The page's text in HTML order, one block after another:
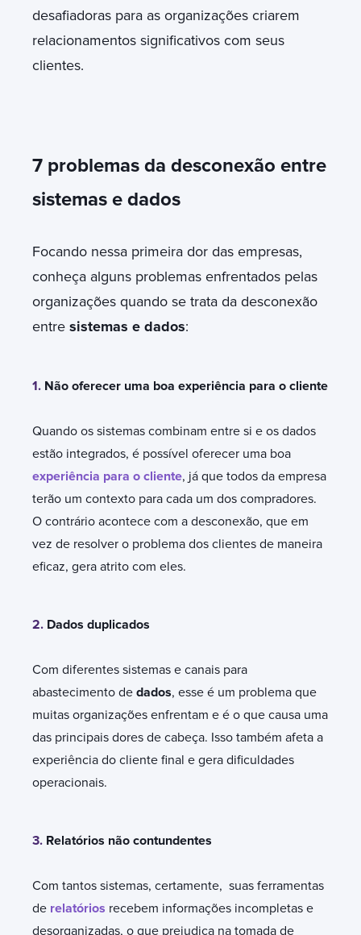
desafiadoras para as organizações criarem
relacionamentos significativos com seus
clientes.
7 problemas da desconexão entre
sistemas e dados
Focando nessa primeira dor das empresas,
conheça alguns problemas enfrentados pelas
organizações quando se trata da desconexão
entre sistemas e dados:
1. Não oferecer uma boa experiência para o cliente
Quando os sistemas combinam entre si e os dados
estão integrados, é possível oferecer uma boa
experiência para o cliente, já que todos da empresa
terão um contexto para cada um dos compradores.
O contrário acontece com a desconexão, que em
vez de resolver o problema dos clientes de maneira
eficaz, gera atrito com eles.
2. Dados duplicados
Com diferentes sistemas e canais para
abastecimento de dados, esse é um problema que
muitas organizações enfrentam e é o que causa uma
das principais dores de cabeça. Isso também afeta a
experiência do cliente final e gera dificuldades
operacionais.
3. Relatórios não contundentes
Com tantos sistemas, certamente, suas ferramentas
de relatórios recebem informações incompletas e
desorganizadas, o que prejudica na tomada de